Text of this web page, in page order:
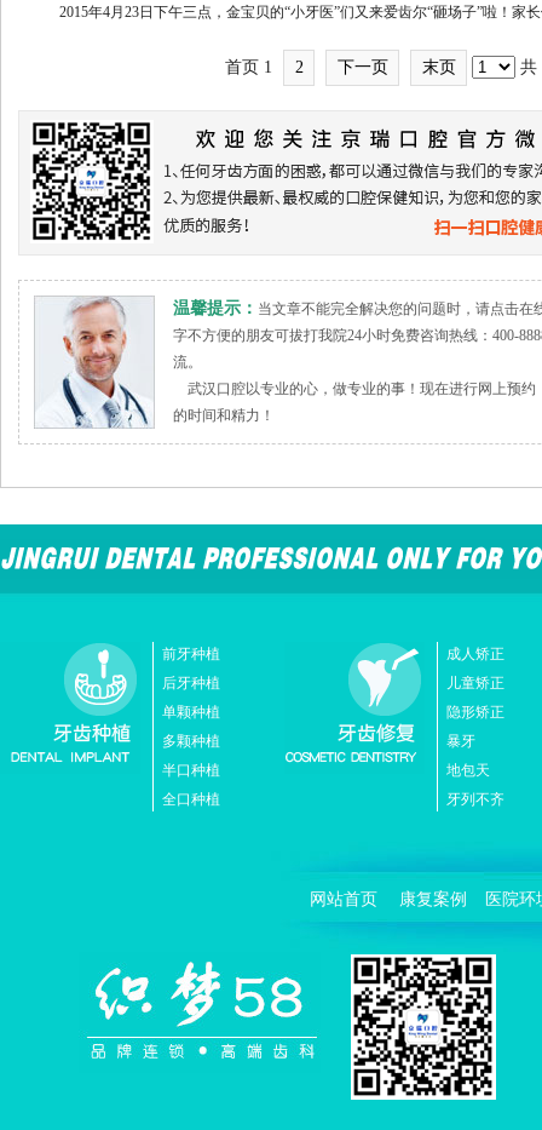
2015年4月23日下午三点，金宝贝的“小牙医”们又来爱齿尔“砸场子”啦！家
首页 1 2 下一页 末页 共
温馨提示： 当文章不能完全解决您的问题时，请点击
字不方便的朋友可拔打我院24小时免费咨询热线：400-
流。
武汉口腔以专业的心，做专业的事！现在进行网上预约
的时间和精力！
前牙种植
后牙种植
单颗种植
多颗种植
半口种植
全口种植
成人矫正
儿童矫正
隐形矫正
暴牙
地包天
牙列不齐
网站首页 康复案例 医院环